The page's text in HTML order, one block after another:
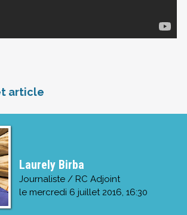
article
Laurely Birba
Journaliste / RC Adjoint
le mercredi 6 juillet 2016, 16:30